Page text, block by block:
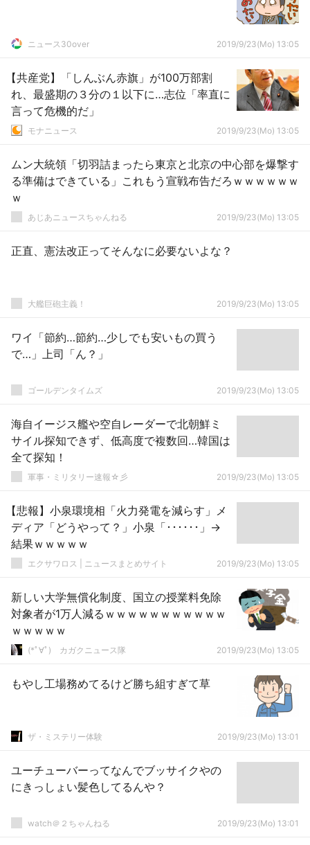
ニュース30over 2019/9/23(Mo) 13:05
【共産党】「しんぶん赤旗」が100万部割
れ、最盛期の３分の１以下に…志位「率直に
言って危機的だ」
モナニュース 2019/9/23(Mo) 13:05
ムン大統領「切羽詰まったら東京と北京の中心部を爆撃す
る準備はできている」これもう宣戦布告だろｗｗｗｗｗｗ
ｗ
あじあニュースちゃんねる 2019/9/23(Mo) 13:05
正直、憲法改正ってそんなに必要ないよな？
大艦巨砲主義！ 2019/9/23(Mo) 13:05
ワイ「節約…節約…少しでも安いもの買う
で…」上司「ん？」
ゴールデンタイムズ 2019/9/23(Mo) 13:05
海自イージス艦や空自レーダーで北朝鮮ミ
サイル探知できず、低高度で複数回…韓国は
全て探知！
軍事・ミリタリー速報☆彡 2019/9/23(Mo) 13:05
【悲報】小泉環境相「火力発電を減らす」メ
ディア「どうやって？」小泉「･･････」→
結果ｗｗｗｗｗ
エクサワロス | ニュースまとめサイト 2019/9/23(Mo) 13:05
新しい大学無償化制度、国立の授業料免除
対象者が1万人減るｗｗｗｗｗｗｗｗｗｗｗ
ｗｗｗｗｗ
(*ﾟ∀ﾟ)ゞカガクニュース隊 2019/9/23(Mo) 13:05
もやし工場務めてるけど勝ち組すぎて草
ザ・ミステリー体験 2019/9/23(Mo) 13:01
ユーチューバーってなんでブッサイクやの
にきっしょい髪色してるんや？
watch＠２ちゃんねる 2019/9/23(Mo) 13:01